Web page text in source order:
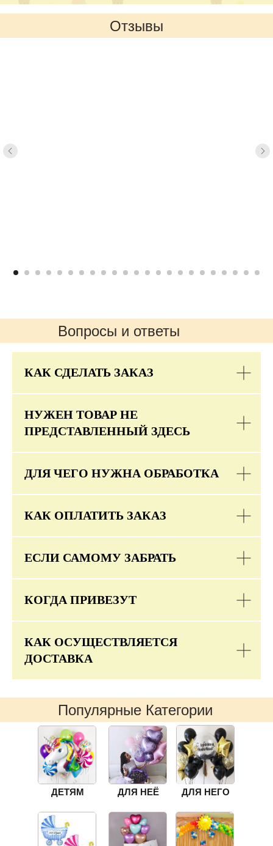
Отзывы
Вопросы и ответы
КАК СДЕЛАТЬ ЗАКАЗ
НУЖЕН ТОВАР НЕ
ПРЕДСТАВЛЕННЫЙ ЗДЕСЬ
ДЛЯ ЧЕГО НУЖНА ОБРАБОТКА
КАК ОПЛАТИТЬ ЗАКАЗ
ЕСЛИ САМОМУ ЗАБРАТЬ
КОГДА ПРИВЕЗУТ
КАК ОСУЩЕСТВЛЯЕТСЯ
ДОСТАВКА
Популярные Категории
ДЛЯ НЕЁ ДЛЯ НЕГО
ДЕТЯМ